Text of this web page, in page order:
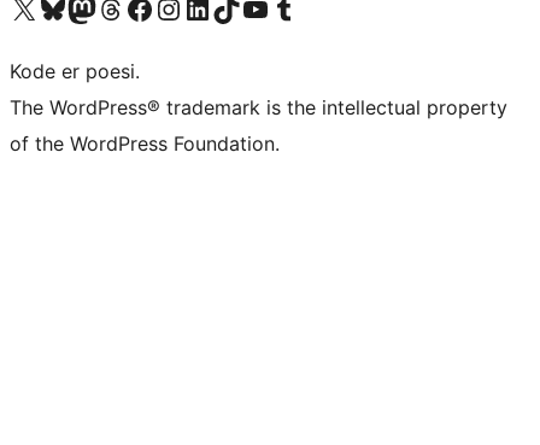
Besøg vores X (tidligere Twitter) konto
Besøg vores Bluesky-konto
Besøg vores Mastodon konto
Besøg vores Threads-konto
Besøg vores Facebook sideBesøg vores Instagram konto
Besøg vores LinkedIn konto
Besøg vores TikTok-konto
Besøg vores YouTube-kanalBesøg vores Tumblr-konto
Kode er poesi.
The WordPress® trademark is the intellectual property
of the WordPress Foundation.